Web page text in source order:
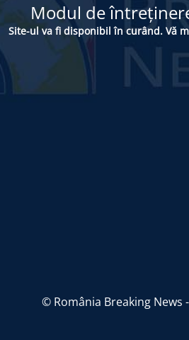
Modul de
Site-ul va fi disponibil în curând. Vă
© România Breaking News